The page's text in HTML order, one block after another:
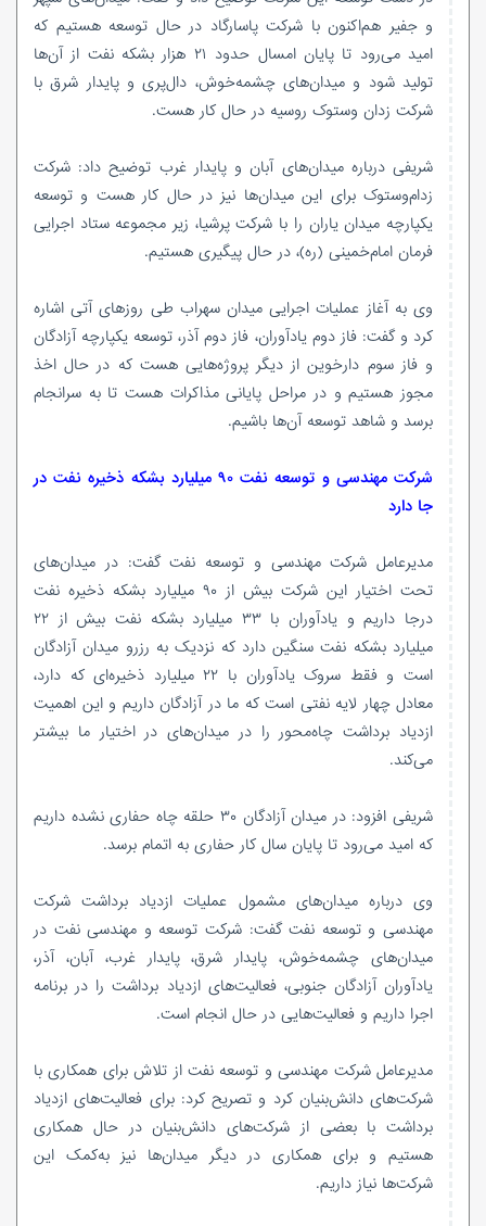
وجفیر هم‌اکنون با شرکت پاسارگاد در حال توسعه هستیم که
امید می‌رود تا پایان امسال حدود ۲۱ هزار بشکه نفت از آن‌ها
تولید شود و میدان‌های چشمه‌خوش، دال‌پری و پایدار شرق با
شرکت زدان وستوک روسیه در حال کار هست.
شریفی درباره میدان‌های آبان و پایدار غرب توضیح داد: شرکت
زدام‌وستوک برای این میدان‌ها نیز در حال کار هست و توسعه
یکپارچه میدان یاران را با شرکت پرشیا، زیر مجموعه ستاد اجرایی
فرمان امام‌خمینی (ره)، در حال پیگیری هستیم.
وی به آغاز عملیات اجرایی میدان سهراب طی روزهای آتی اشاره
کرد و گفت: فاز دوم یادآوران، فاز دوم آذر، توسعه یکپارچه آزادگان
و فاز سوم دارخویناز دیگر پروژه‌هایی هست که در حال اخذ
مجوز هستیم و در مراحل پایانی مذاکرات هست تا به سرانجام
برسد و شاهد توسعه آن‌ها باشیم.
شرکت مهندسی و توسعه نفت ۹۰ میلیارد بشکه ذخیره نفت در
جا دارد
مدیرعامل شرکت مهندسی و توسعه نفت گفت: در میدان‌های
تحت اختیار این شرکت بیش از ۹۰ میلیارد بشکه ذخیره نفت
درجا داریم و یادآوران با ۳۳ میلیارد بشکه نفت بیش از ۲۲
میلیارد بشکه نفت سنگین دارد که نزدیک به رزرو میدان آزادگان
است و فقط سروک
یادآوران با ۲۲ میلیارد ذخیره‌ای که دارد،
معادل چهار لایه نفتی است که ما در آزادگان داریم و این اهمیت
ازدیاد برداشت چاه‌محور را در میدان‌های در اختیار ما بیشتر
می‌کند.
شریفی افزود: در میدان آزادگان ۳۰ حلقه چاه حفاری نشده داریم
که امید می‌رود تا پایان سال کار حفاری به اتمام برسد.
وی درباره میدان‌های مشمول عملیات ازدیاد برداشت شرکت
مهندسی و توسعه نفت گفت: شرکت توسعه و مهندسی نفت در
میدان‌های چشمه‌خوش، پایدار شرق، پایدار غرب، آبان، آذر،
یادآوران آزادگان جنوبی، فعالیت‌های ازدیاد برداشت را در برنامه
اجرا داریم و فعالیت‌هایی در حال انجام است.
مدیرعامل شرکت مهندسی و توسعه نفت از تلاش برای همکاری با
شرکت‌های دانش‌بنیان کرد و تصریح کرد: برای فعالیت‌های ازدیاد
برداشت با بعضی از شرکت‌های دانش‌بنیان در حال همکاری
هستیم و برای همکاری در دیگر میدان‌ها نیز به‌کمک این
شرکت‌ها نیاز داریم.